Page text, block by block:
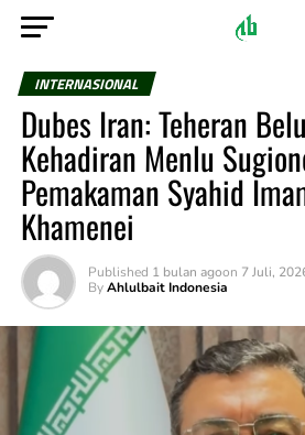
INTERNASIONAL
Dubes Iran: Teheran
Kehadiran Menlu
Pemakaman Syahid
Khamenei
Published 1 bulan agoon 7 Juli,
By Ahlulbait Indonesia